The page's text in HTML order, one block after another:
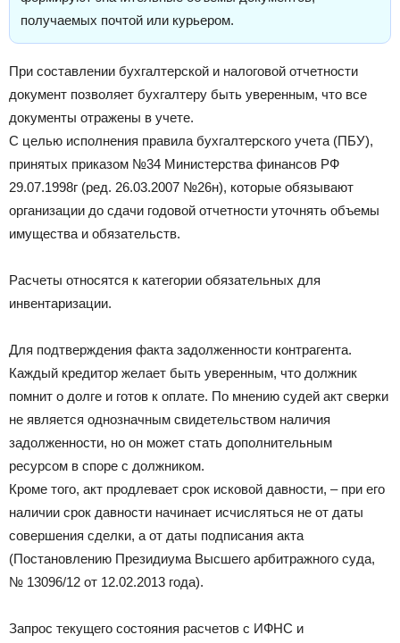
получаемых почтой или курьером.
При составлении бухгалтерской и налоговой отчетности
документ позволяет бухгалтеру быть уверенным, что все
документы отражены в учете.
С целью исполнения правила бухгалтерского учета (ПБУ),
принятых приказом №34 Министерства финансов РФ
29.07.1998г (ред. 26.03.2007 №26н), которые обязывают
организации до сдачи годовой отчетности уточнять объемы
имущества и обязательств.
Расчеты относятся к категории обязательных для
инвентаризации.
Для подтверждения факта задолженности контрагента.
Каждый кредитор желает быть уверенным, что должник
помнит о долге и готов к оплате. По мнению судей акт сверки
не является однозначным свидетельством наличия
задолженности, но он может стать дополнительным
ресурсом в споре с должником.
Кроме того, акт продлевает срок исковой давности, – при его
наличии срок давности начинает исчисляться не от даты
совершения сделки, а от даты подписания акта
(Постановлению Президиума Высшего арбитражного суда,
№ 13096/12 от 12.02.2013 года).
Запрос текущего состояния расчетов с ИФНС и